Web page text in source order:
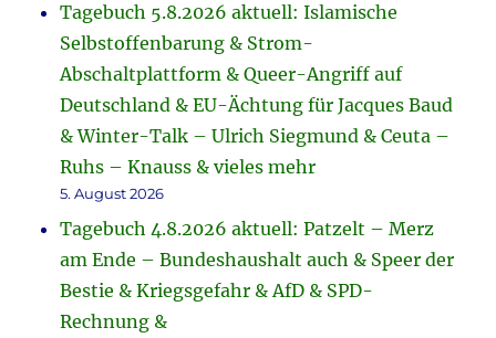
Tagebuch 5.8.2026 aktuell: Islamische
Selbstoffenbarung & Strom-
Abschaltplattform & Queer-Angriff auf
Deutschland & EU-Ächtung für Jacques Baud
& Winter-Talk – Ulrich Siegmund & Ceuta –
Ruhs – Knauss & vieles mehr
5. August 2026
Tagebuch 4.8.2026 aktuell: Patzelt – Merz
am Ende – Bundeshaushalt auch & Speer der
Bestie & Kriegsgefahr & AfD & SPD-
Rechnung &